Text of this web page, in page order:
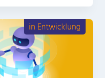
in Entwicklung